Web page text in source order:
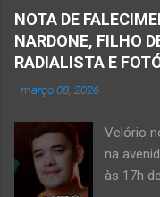
foto em
em Mato
afogar e
28 de
NOTA DE
NARDONE, FILHO
RADIALISTA E
-março 08, 2026
Velório
na
às 17h